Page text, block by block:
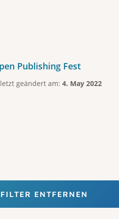
Publishing Fest
geändert am: 4. May 2022
ENTFERNEN